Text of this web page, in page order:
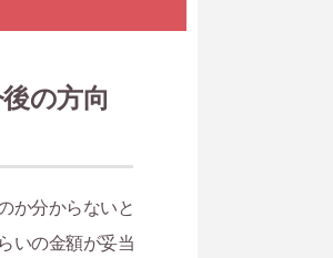
の方向
か分からないと
いの金額が妥当